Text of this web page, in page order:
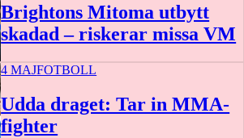
Brightons Mitoma utbytt
skadad – riskerar missa VM
4 MAJFOTBOLL
Udda draget: Tar in MMA-
fighter